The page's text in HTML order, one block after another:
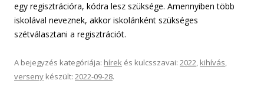
egy regisztrációra, kódra lesz szüksége. Amennyiben több
iskolával neveznek, akkor iskolánként szükséges
szétválasztani a regisztrációt.
A bejegyzés kategóriája: hírek és kulcsszavai: 2022, kihívás,
verseny készült: 2022-09-28.